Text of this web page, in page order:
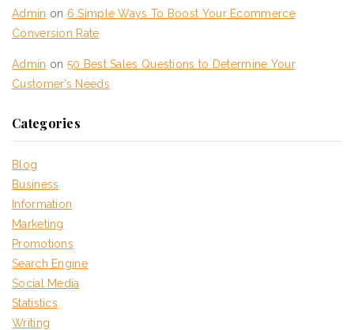
Admin on 6 Simple Ways To Boost Your Ecommerce
Conversion Rate
Admin on 50 Best Sales Questions to Determine Your
Customer’s Needs
Categories
Blog
Business
Information
Marketing
Promotions
Search Engine
Social Media
Statistics
Writing